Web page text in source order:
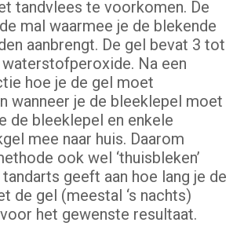
tandvlees te voorkomen. De
mal waarmee je de blekende
aanbrengt. De gel bevat 3 tot
waterstofperoxide. Na een
hoe je de gel moet
wanneer je de bleeklepel moet
de bleeklepel en enkele
mee naar huis. Daarom
ook wel ‘thuisbleken’
geeft aan hoe lang je de
de gel (meestal ‘s nachts)
het gewenste resultaat.